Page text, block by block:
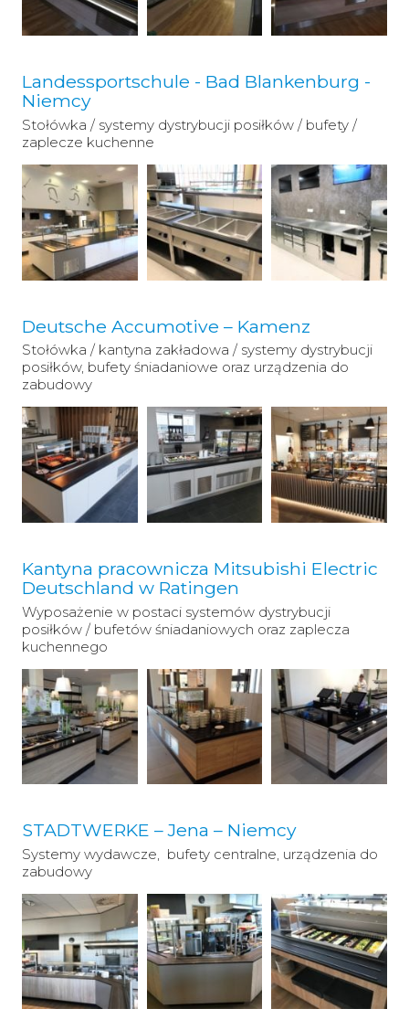
Landessportschule - Bad Blankenburg -
Niemcy
Stołówka / systemy dystrybucji posiłków / bufety /
zaplecze kuchenne
Deutsche Accumotive – Kamenz
Stołówka / kantyna zakładowa / systemy dystrybucji
posiłków, bufety śniadaniowe oraz urządzenia do
zabudowy
Kantyna pracownicza Mitsubishi Electric
Deutschland w Ratingen
Wyposażenie w postaci systemów dystrybucji
posiłków / bufetów śniadaniowych oraz zaplecza
kuchennego
STADTWERKE – Jena – Niemcy
Systemy wydawcze, bufety centralne, urządzenia do
zabudowy